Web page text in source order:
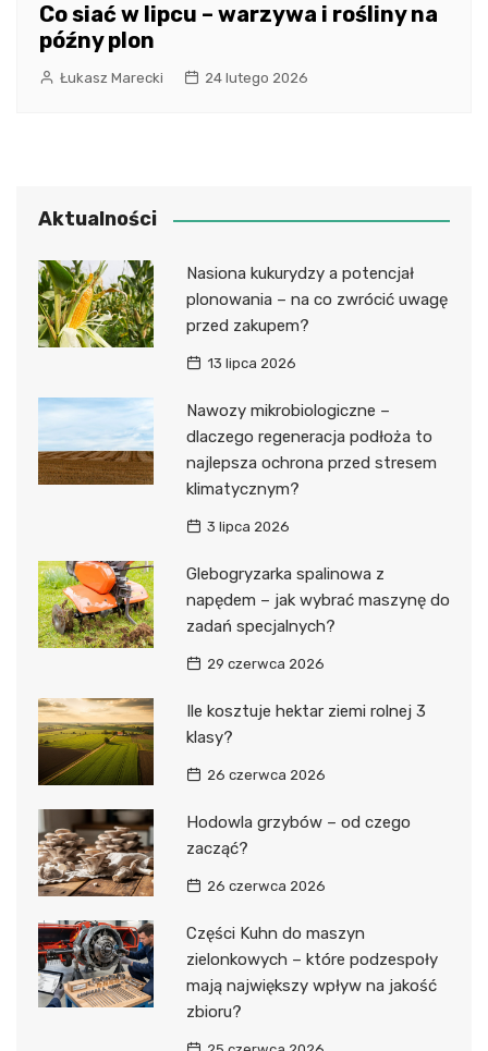
Co siać w lipcu – warzywa i rośliny na
późny plon
Łukasz Marecki 24 lutego 2026
Aktualności
Nasiona kukurydzy a potencjał
plonowania – na co zwrócić uwagę
przed zakupem?
13 lipca 2026
Nawozy mikrobiologiczne –
dlaczego regeneracja podłoża to
najlepsza ochrona przed stresem
klimatycznym?
3 lipca 2026
Glebogryzarka spalinowa z
napędem – jak wybrać maszynę do
zadań specjalnych?
29 czerwca 2026
Ile kosztuje hektar ziemi rolnej 3
klasy?
26 czerwca 2026
Hodowla grzybów – od czego
zacząć?
26 czerwca 2026
Części Kuhn do maszyn
zielonkowych – które podzespoły
mają największy wpływ na jakość
zbioru?